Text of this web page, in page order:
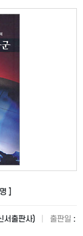
명 ]
서출판사) 출판일 :